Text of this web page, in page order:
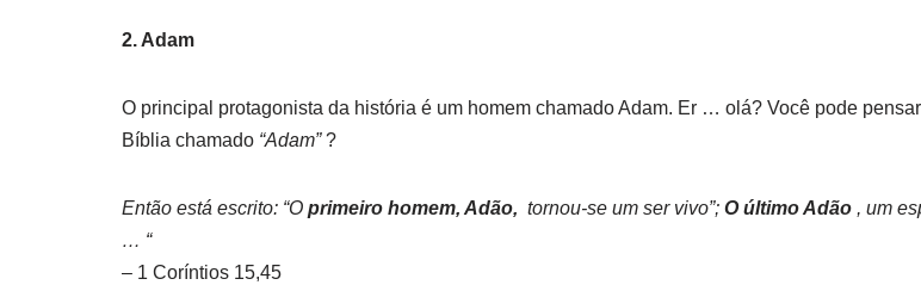
2. Adam
O principal protagonista da história é um homem chamado Adam. Er … olá? Você pode
Bíblia chamado “Adam”?
Então está escrito: “O primeiro homem, Adão, tornou-se um ser vivo”; Oúltimo Adão , um
… “
– 1 Coríntios 15,45